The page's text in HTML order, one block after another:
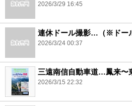
2026/3/29 16:45
連休ドール撮影…（※ドー
2026/3/24 00:37
三遠南信自動車道…鳳来〜
2026/3/15 22:32